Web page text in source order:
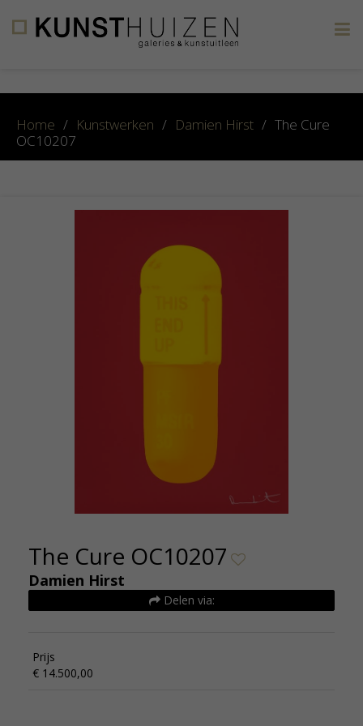
Home / Kunstwerken / Damien Hirst / The Cure
OC10207
The Cure OC10207
Damien Hirst
Delen via:
Prijs
€ 14.500,00